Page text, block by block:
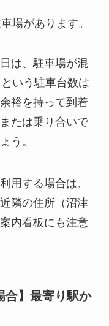
場があります。
は、駐車場が混
いう駐車台数は
裕を持って到着
たは乗り合いで
う。
用する場合は、
隣の住所（沼津
内看板にも注意
合】最寄り駅か